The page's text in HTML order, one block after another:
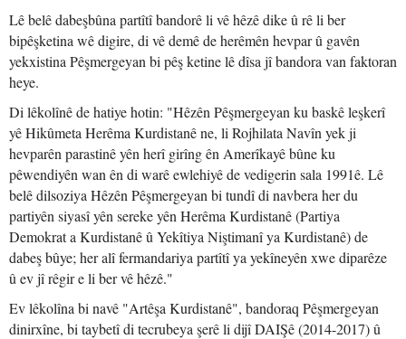
Lê belê dabeşbûna partîtî bandorê li vê hêzê dike û rê li ber
bipêşketina wê digire, di vê demê de herêmên hevpar û gavên
yekxistina Pêşmergeyan bi pêş ketine lê dîsa jî bandora van faktoran
heye.
Di lêkolînê de hatiye hotin: "Hêzên Pêşmergeyan ku baskê leşkerî
yê Hikûmeta Herêma Kurdistanê ne, li Rojhilata Navîn yek ji
hevparên parastinê yên herî girîng ên Amerîkayê bûne ku
pêwendiyên wan ên di warê ewlehiyê de vedigerin sala 1991ê. Lê
belê dilsoziya Hêzên Pêşmergeyan bi tundî di navbera her du
partiyên siyasî yên sereke yên Herêma Kurdistanê (Partiya
Demokrat a Kurdistanê û Yekîtiya Niştimanî ya Kurdistanê) de
dabeş bûye; her alî fermandariya partîtî ya yekîneyên xwe diparêze
û ev jî rêgir e li ber vê hêzê."
Ev lêkolîna bi navê "Artêşa Kurdistanê", bandoraq Pêşmergeyan
dinirxîne, bi taybetî di tecrubeya şerê li dijî DAIŞê (2014-2017) û